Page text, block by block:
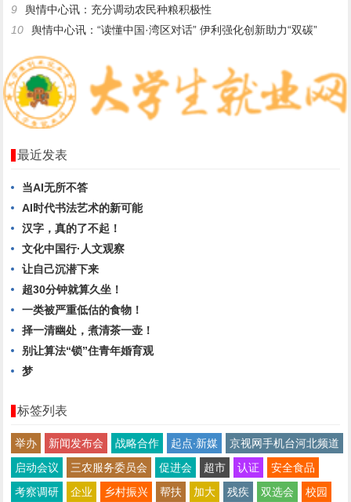
9
舆情中心讯：充分调动农民种粮积极性
10
舆情中心讯：“读懂中国·湾区对话” 伊利强化创新助力“双碳”
最近发表
当AI无所不答
AI时代书法艺术的新可能
汉字，真的了不起！
文化中国行·人文观察
让自己沉潜下来
超30分钟就算久坐！
一类被严重低估的食物！
择一清幽处，煮清茶一壶！
别让算法“锁”住青年婚育观
梦
标签列表
举办 新闻发布会 战略合作 起点∙新媒
京视网手机台河北频道
启动会议
三农服务委员会 促进会 超市 认证
安全食品
考察调研
企业 乡村振兴 帮扶 加大 残疾 双选会
校园